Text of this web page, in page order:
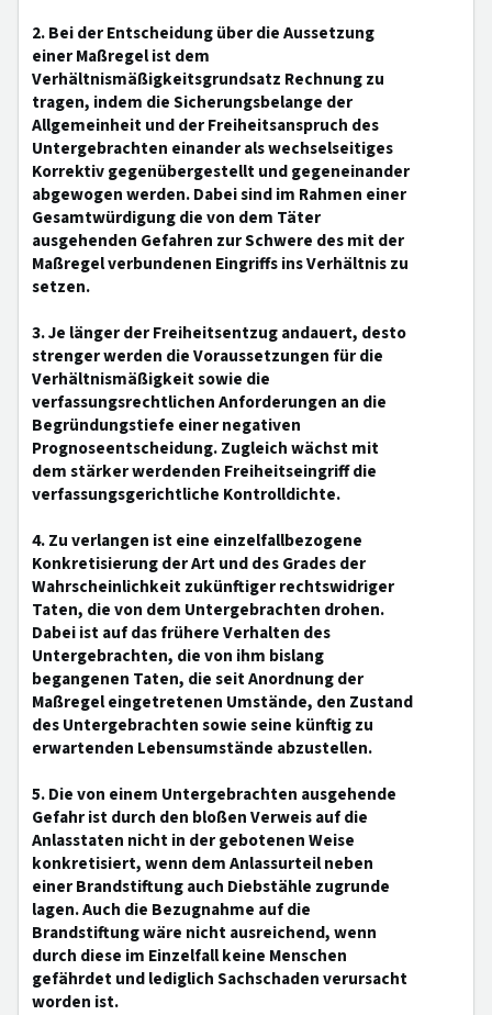
2. Bei der Entscheidung über die Aussetzung
einer Maßregel ist dem
Verhältnismäßigkeitsgrundsatz Rechnung zu
tragen, indem die Sicherungsbelange der
Allgemeinheit und der Freiheitsanspruch des
Untergebrachten einander als wechselseitiges
Korrektiv gegenübergestellt und gegeneinander
abgewogen werden. Dabei sind im Rahmen einer
Gesamtwürdigung die von dem Täter
ausgehenden Gefahren zur Schwere des mit der
Maßregel verbundenen Eingriffs ins Verhältnis zu
setzen.
3. Je länger der Freiheitsentzug andauert, desto
strenger werden die Voraussetzungen für die
Verhältnismäßigkeit sowie die
verfassungsrechtlichen Anforderungen an die
Begründungstiefe einer negativen
Prognoseentscheidung. Zugleich wächst mit
dem stärker werdenden Freiheitseingriff die
verfassungsgerichtliche Kontrolldichte.
4. Zu verlangen ist eine einzelfallbezogene
Konkretisierung der Art und des Grades der
Wahrscheinlichkeit zukünftiger rechtswidriger
Taten, die von dem Untergebrachten drohen.
Dabei ist auf das frühere Verhalten des
Untergebrachten, die von ihm bislang
begangenen Taten, die seit Anordnung der
Maßregel eingetretenen Umstände, den Zustand
des Untergebrachten sowie seine künftig zu
erwartenden Lebensumstände abzustellen.
5. Die von einem Untergebrachten ausgehende
Gefahr ist durch den bloßen Verweis auf die
Anlasstaten nicht in der gebotenen Weise
konkretisiert, wenn dem Anlassurteil neben
einer Brandstiftung auch Diebstähle zugrunde
lagen. Auch die Bezugnahme auf die
Brandstiftung wäre nicht ausreichend, wenn
durch diese im Einzelfall keine Menschen
gefährdet und lediglich Sachschaden verursacht
worden ist.